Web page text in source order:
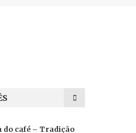
do café – Tradição